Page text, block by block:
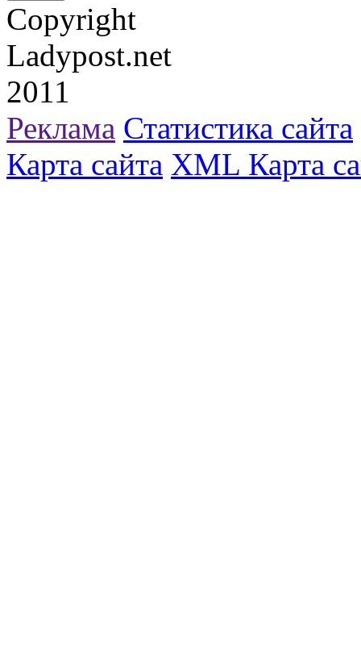
Copyright
Ladypost.net
2011
Реклама Статистика сайта
Карта сайта XML Карта